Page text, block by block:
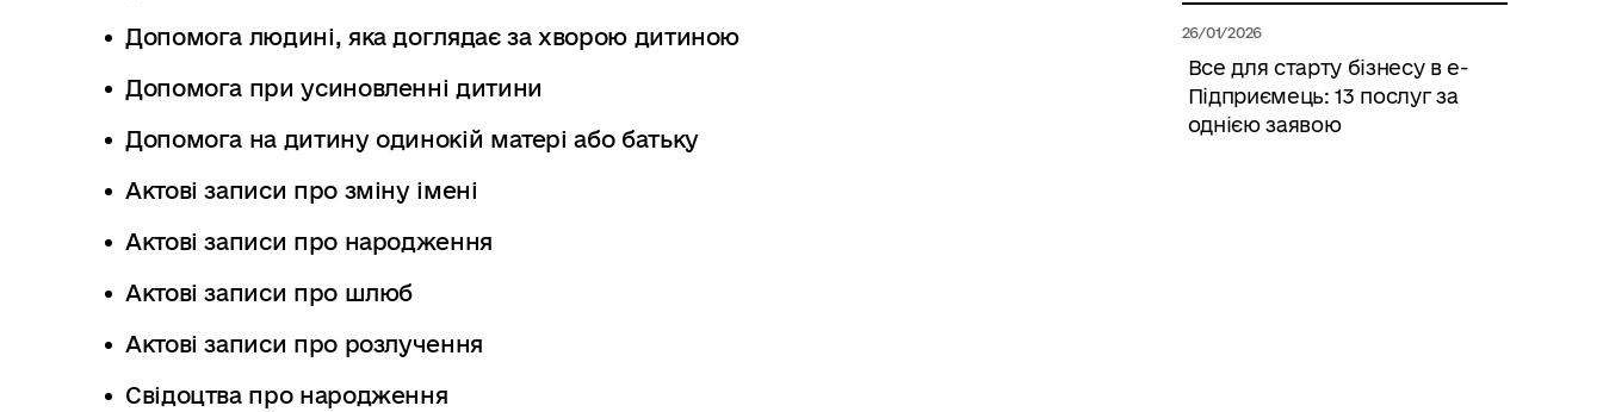
Допомога людині, яка доглядає за хворою дитиною
Допомога при усиновленні дитини
Допомога на дитину одинокій матері або батьку
Актові записи про зміну імені
Актові записи про народження
Актові записи про шлюб
Актові записи про розлучення
Свідоцтва про народження
26/01/2026
Все для старту бізнесу в е-
Підприємець: 13 послуг за
однією заявою